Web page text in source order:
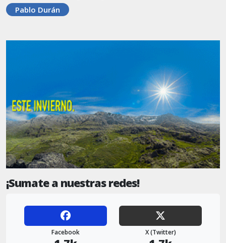
Pablo Durán
¡Sumate a nuestras redes!
Facebook X (Twitter)